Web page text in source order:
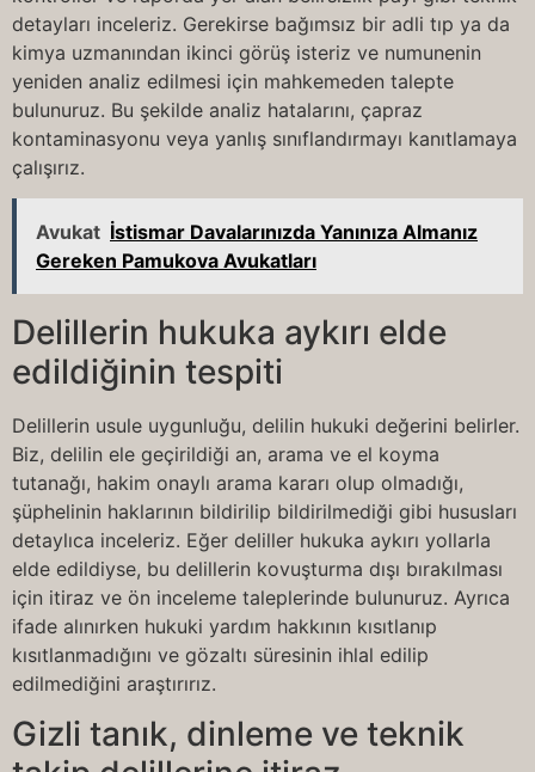
detayları inceleriz. Gerekirse bağımsız bir adli tıp ya da
kimya uzmanından ikinci görüş isteriz ve numunenin
yeniden analiz edilmesi için mahkemeden talepte
bulunuruz. Bu şekilde analiz hatalarını, çapraz
kontaminasyonu veya yanlış sınıflandırmayı kanıtlamaya
çalışırız.
Avukat İstismar Davalarınızda Yanınıza Almanız
Gereken Pamukova Avukatları
Delillerin hukuka aykırı elde
edildiğinin tespiti
Delillerin usule uygunluğu, delilin hukuki değerini belirler.
Biz, delilin ele geçirildiği an, arama ve el koyma
tutanağı, hakim onaylı arama kararı olup olmadığı,
şüphelinin haklarının bildirilip bildirilmediği gibi hususları
detaylıca inceleriz. Eğer deliller hukuka aykırı yollarla
elde edildiyse, bu delillerin kovuşturma dışı bırakılması
için itiraz ve ön inceleme taleplerinde bulunuruz. Ayrıca
ifade alınırken hukuki yardım hakkının kısıtlanıp
kısıtlanmadığını ve gözaltı süresinin ihlal edilip
edilmediğini araştırırız.
Gizli tanık, dinleme ve teknik